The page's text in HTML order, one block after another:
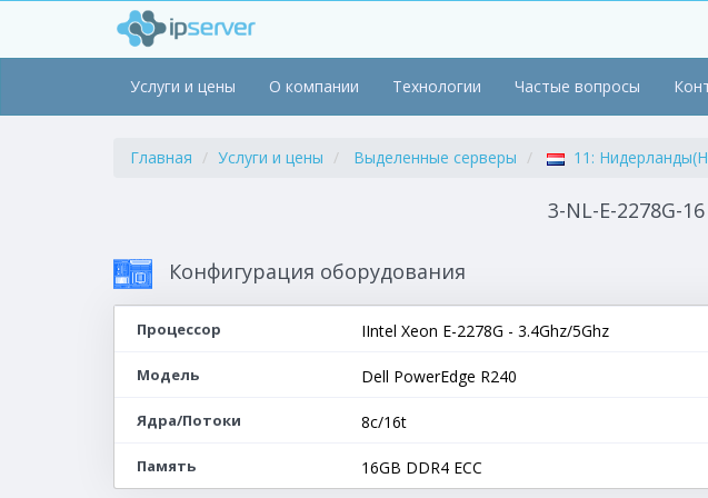
Услуги и цены О компании Технологии Частые вопросы
Главная Услуги и цены Выделенные серверы 11:
3-NL-E-2278G-
Конфигурация оборудования
Процессор IIntel Xeon E-2278G - 3.4Ghz/5Ghz
Модель Dell PowerEdge R240
Ядра/Потоки 8c/16t
Память 16GB DDR4 ECC